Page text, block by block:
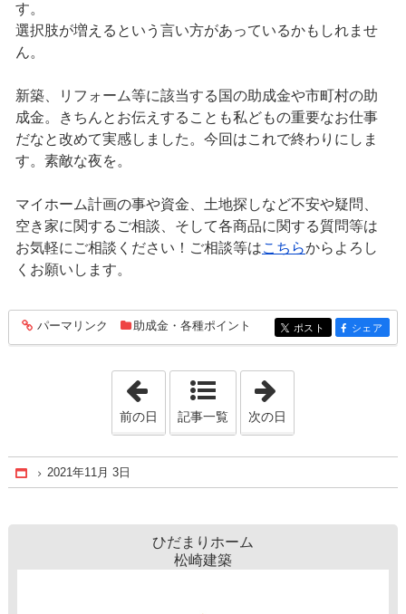
す。
選択肢が増えるという言い方があっているかもしれませ
ん。
新築、リフォーム等に該当する国の助成金や市町村の助
成金。きちんとお伝えすることも私どもの重要なお仕事
だなと改めて実感しました。今回はこれで終わりにしま
す。素敵な夜を。
マイホーム計画の事や資金、土地探しなど不安や疑問、
空き家に関するご相談、そして各商品に関する質問等は
お気軽にご相談ください！ご相談等はこちらからよろし
くお願いします。
entry963
パーマリンク 助成金・各種ポイント entry963
ポスト entry963
シェア
「2021年11月 2日」
前の日 記事一覧 次の日
Home
2021年11月 3日
ひだまりホーム
松崎建築